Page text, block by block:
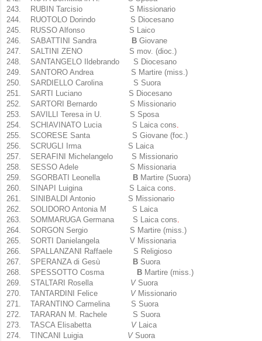
243.
RUBIN Tarcisio S Missionario
244.
RUOTOLO Dorindo S Diocesano
245.
RUSSO Alfonso S Laico
246.
SABATTINI Sandra B Giovane
247.
SALTINI ZENO S mov. (dioc.)
248.
SANTANGELO Ildebrando S Diocesano
249.
SANTORO Andrea S Martire (miss.)
250.
SARDIELLO Carolina S Suora
251.
SARTI Luciano S Diocesano
252.
SARTORI Bernardo S Missionario
253.
SAVILLI Teresa in U. S Sposa
254.
SCHIAVINATO Lucia S Laica cons
255.
SCORESE Santa S Giovane (foc.)
256.
SCRUGLI Irma S Laica
257.
SERAFINI Michelangelo S Missionario
258.
SESSO Adele S Missionaria
259.
SGORBATI Leonella B Martire (Suora)
260.
SINAPI Luigina S Laica cons
261.
SINIBALDI Antonio S Missionario
262.
SOLIDORO Antonia M S Laica
263.
SOMMARUGA Germana S Laica cons
264.
SORGON Sergio S Martire (miss.)
265.
SORTI Danielangela V Missionaria
266.
SPALLANZANI Raffaele S Religioso
267.
SPERANZA di Gesù B Suora
268.
SPESSOTTO Cosma BMartire (miss.)
269.
STALTARI Rosella V Suora
270.
TANTARDINI Felice V Missionario
271.
TARANTINO Carmelina S Suora
272.
TARARAN M. Rachele S Suora
273.
TASCA Elisabetta V
Laica
274.
TINCANI Luigia V Suora